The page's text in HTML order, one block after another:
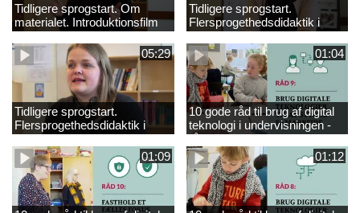
Tidligere sprogstart. Om
materialet. Introduktionsfilm
Tidligere sprogstart.
Flersprogethedsdidaktik i
fransk og tysk
05:29
Tidligere sprogstart.
Flersprogethedsdidaktik i
engelsk
01:04
10 gode råd til brug af digital
teknologi i undervisningen -
råd 9
01:09
01:12